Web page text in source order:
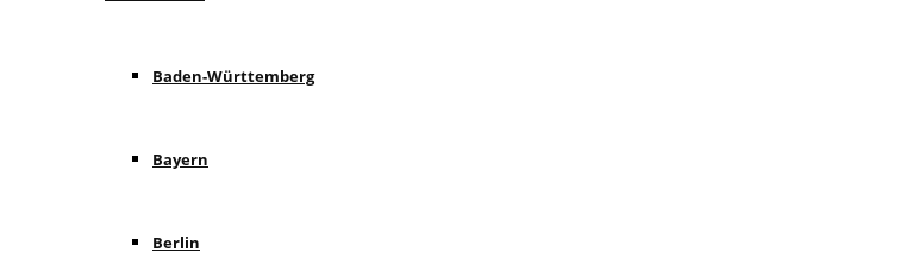
Baden-Württemberg
Bayern
Berlin